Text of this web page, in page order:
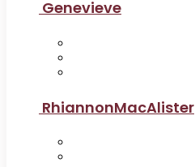
Genevieve
RhiannonMacAlister